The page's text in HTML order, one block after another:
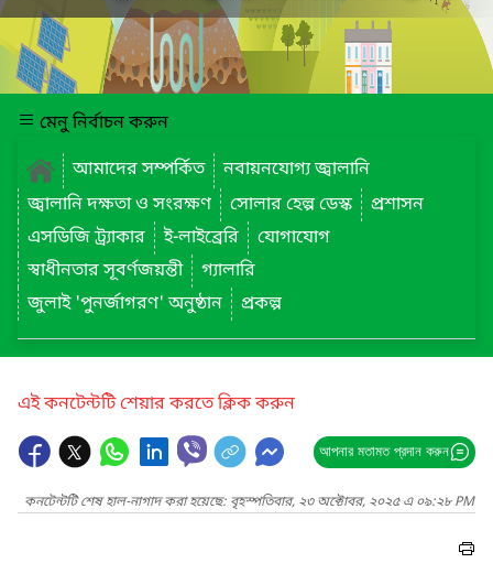
মেনু নির্বাচন করুন
আমাদের সম্পর্কিত
নবায়নযোগ্য জ্বালানি
জ্বালানি দক্ষতা ও সংরক্ষণ
সোলার হেল্প ডেস্ক
প্রশাসন
এসডিজি ট্র্যাকার
ই-লাইব্রেরি
যোগাযোগ
স্বাধীনতার সূবর্ণজয়ন্তী
গ্যালারি
জুলাই 'পুনর্জাগরণ' অনুষ্ঠান
প্রকল্প
এই কনটেন্টটি শেয়ার করতে ক্লিক করুন
আপনার মতামত প্রদান করুন
কনটেন্টটি শেষ হাল-নাগাদ করা হয়েছে: বৃহস্পতিবার, ২৩ অক্টোবর, ২০২৫ এ ০৯:২৮ PM